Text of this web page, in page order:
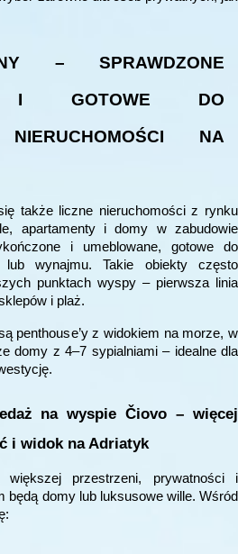
– SPRAWDZONE
I GOTOWE DO
NIERUCHOMOŚCI NA
także liczne nieruchomości z rynku
apartamenty i domy w zabudowie
i umeblowane, gotowe do
lub wynajmu. Takie obiekty często
punktach wyspy – pierwsza linia
i plaż.
penthouse’y z widokiem na morze, w
domy z 4–7 sypialniami – idealne dla
na wyspie Čiovo – więcej
i widok na Adriatyk
przestrzeni, prywatności i
będą domy lub luksusowe wille. Wśród